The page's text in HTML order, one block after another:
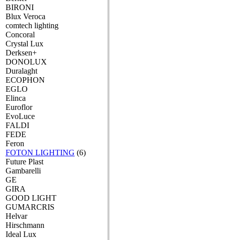
BIRONI
Blux Veroca
comtech lighting
Concoral
Crystal Lux
Derksen+
DONOLUX
Duralaght
ECOPHON
EGLO
Elinca
Euroflor
EvoLuce
FALDI
FEDE
Feron
FOTON LIGHTING (6)
Future Plast
Gambarelli
GE
GIRA
GOOD LIGHT
GUMARCRIS
Helvar
Hirschmann
Ideal Lux